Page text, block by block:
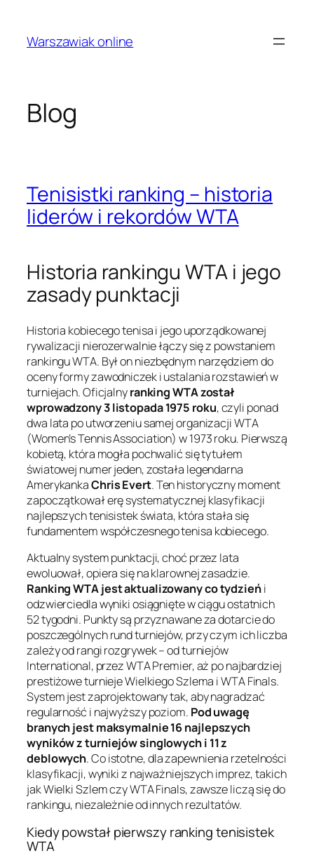
treściWarszawiak online
Blog
Tenisistki ranking – historia
liderów i rekordów WTA
Historia rankingu WTA i jego
zasady punktacji
Historia kobiecego tenisa i jego uporządkowanej
rywalizacji nierozerwalnie łączy się z powstaniem
rankingu WTA. Był on niezbędnym narzędziem do
oceny formy zawodniczek i ustalania rozstawień w
turniejach. Oficjalnyranking WTA został
wprowadzony 3 listopada 1975 roku, czyli ponad
dwa lata po utworzeniu samej organizacji WTA
(Women’s Tennis Association) w 1973 roku. Pierwszą
kobietą, która mogła pochwalić się tytułem
światowej numer jeden, została legendarna
AmerykankaChris Evert. Ten historyczny moment
zapoczątkował erę systematycznej klasyfikacji
najlepszych tenisistek świata, która stała się
fundamentem współczesnego tenisa kobiecego.
Aktualny system punktacji, choć przez lata
ewoluował, opiera się na klarownej zasadzie.
Ranking WTA jest aktualizowany co tydzieńi
odzwierciedla wyniki osiągnięte w ciągu ostatnich
52 tygodni. Punkty są przyznawane za dotarcie do
poszczególnych rund turniejów, przy czym ich liczba
zależy od rangi rozgrywek – od turniejów
International, przez WTA Premier, aż po najbardziej
prestiżowe turnieje Wielkiego Szlema i WTA Finals.
System jest zaprojektowany tak, aby nagradzać
regularność i najwyższy poziom. Pod uwagę
branych jest maksymalnie 16 najlepszych
wyników z turniejów singlowych i 11 z
deblowych. Co istotne, dla zapewnienia rzetelności
klasyfikacji, wyniki z najważniejszych imprez, takich
jak Wielki Szlem czy WTA Finals, zawsze liczą się do
rankingu, niezależnie od innych rezultatów.
Kiedy powstał pierwszy ranking tenisistek
WTA